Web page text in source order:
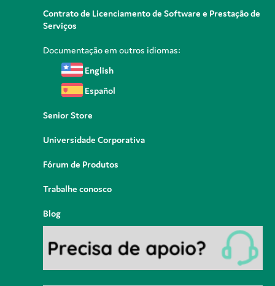
Contrato de Licenciamento de Software e Prestação de
Serviços
Documentação em outros idiomas:
English
Español
Senior Store
Universidade Corporativa
Fórum de Produtos
Trabalhe conosco
Blog